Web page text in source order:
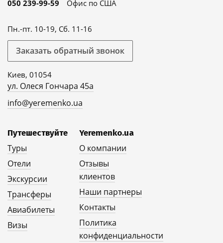
050 239-99-59
Офис по США
Пн.-пт. 10-19, Сб. 11-16
Заказать обратный звонок
Киев, 01054
ул. Олеся Гончара 45а
info@yeremenko.ua
Путешествуйте
Туры
Отели
Экскурсии
Трансферы
Авиабилеты
Визы
Yeremenko.ua
О компании
Отзывы
клиентов
Наши партнеры
Контакты
Политика
конфиденциальности